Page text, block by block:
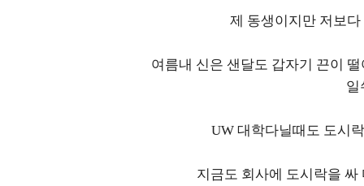
제 동생이지만 저보
여름내 신은 샌달도 갑자기 끈이
일
UW 대학다닐때도 도시
지금도 회사에 도시락을